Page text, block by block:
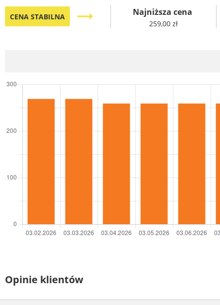
CENA STABILNA trending_flat Najniższa cena
259,00 zł
Opinie klientów